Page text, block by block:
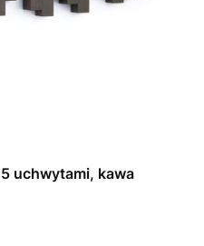
uchwytami, kawa